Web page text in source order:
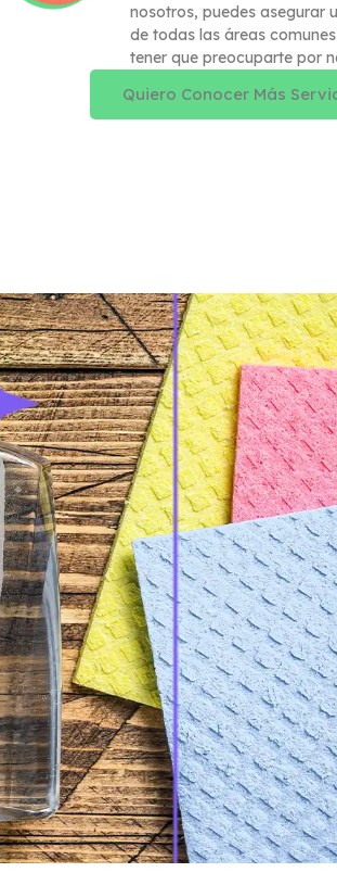
nosotros, puedes asegurar
de todas las áreas
tener que preocuparte por
Quiero Conocer Más